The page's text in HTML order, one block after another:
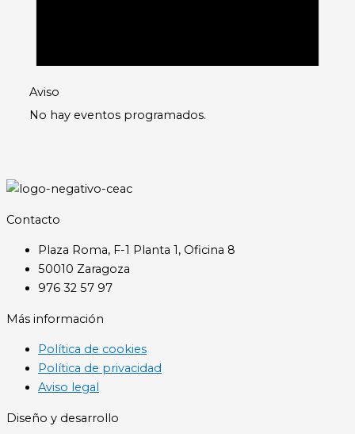
Aviso
No hay eventos programados.
Contacto
Plaza Roma, F-1 Planta 1, Oficina 8
50010 Zaragoza
976 32 57 97
Más información
Política de cookies
Política de privacidad
Aviso legal
Diseño y desarrollo